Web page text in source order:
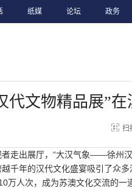
纸媒 论坛 政务
文物精品展”在
扫
走出展厅，“大汉气象——徐州
千年的汉代文化盛宴吸引了众
万人次，成为苏澳文化交流的一